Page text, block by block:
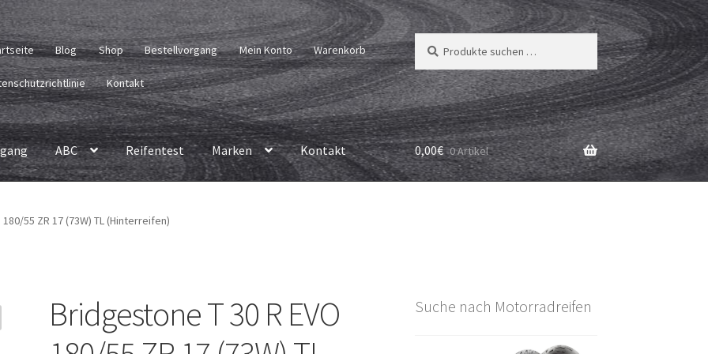
Blog Shop Bestellvorgang Mein Konto Warenkorb
Kontakt
Suchen
nach:
Suchen
ABC Reifentest Marken Kontakt 0,00€ 0 Artikel
55 ZR 17 (73W) TL (Hinterreifen)
Bridgestone T 30 R EVO
Suche nach Motorradreifen